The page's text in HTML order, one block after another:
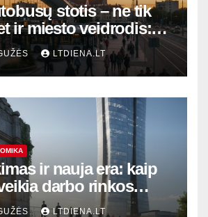
stotis – ne tik
ir miesto veidrodis:
vartai į laikinąją
LTDIENA.LT
ir nauja era: kaip
darbo rinkos
LTDIENA.LT